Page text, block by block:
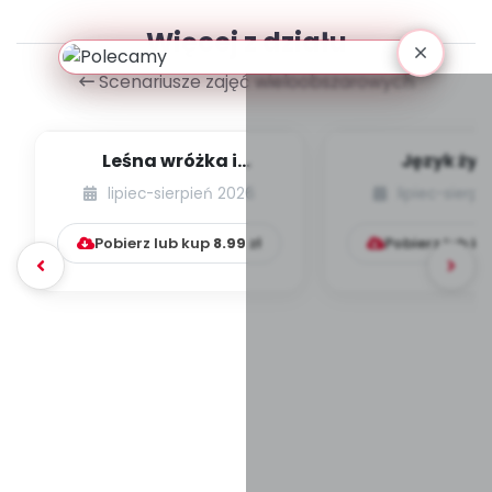
Więcej z działu
Scenariusze zajęć wieloobszarowych
Leśna wróżka i
przyjaciele
lipiec-sierpień 2026
Pobierz lub kup 8.99 zł
Język
Pobierz lub